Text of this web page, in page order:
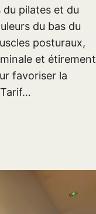
du pilates et du
du bas du
posturaux,
et étirement
favoriser la